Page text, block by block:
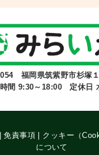
福岡県筑紫野市杉塚
間 9:30～18:00 定休日
|免責事項
クッキー（
について